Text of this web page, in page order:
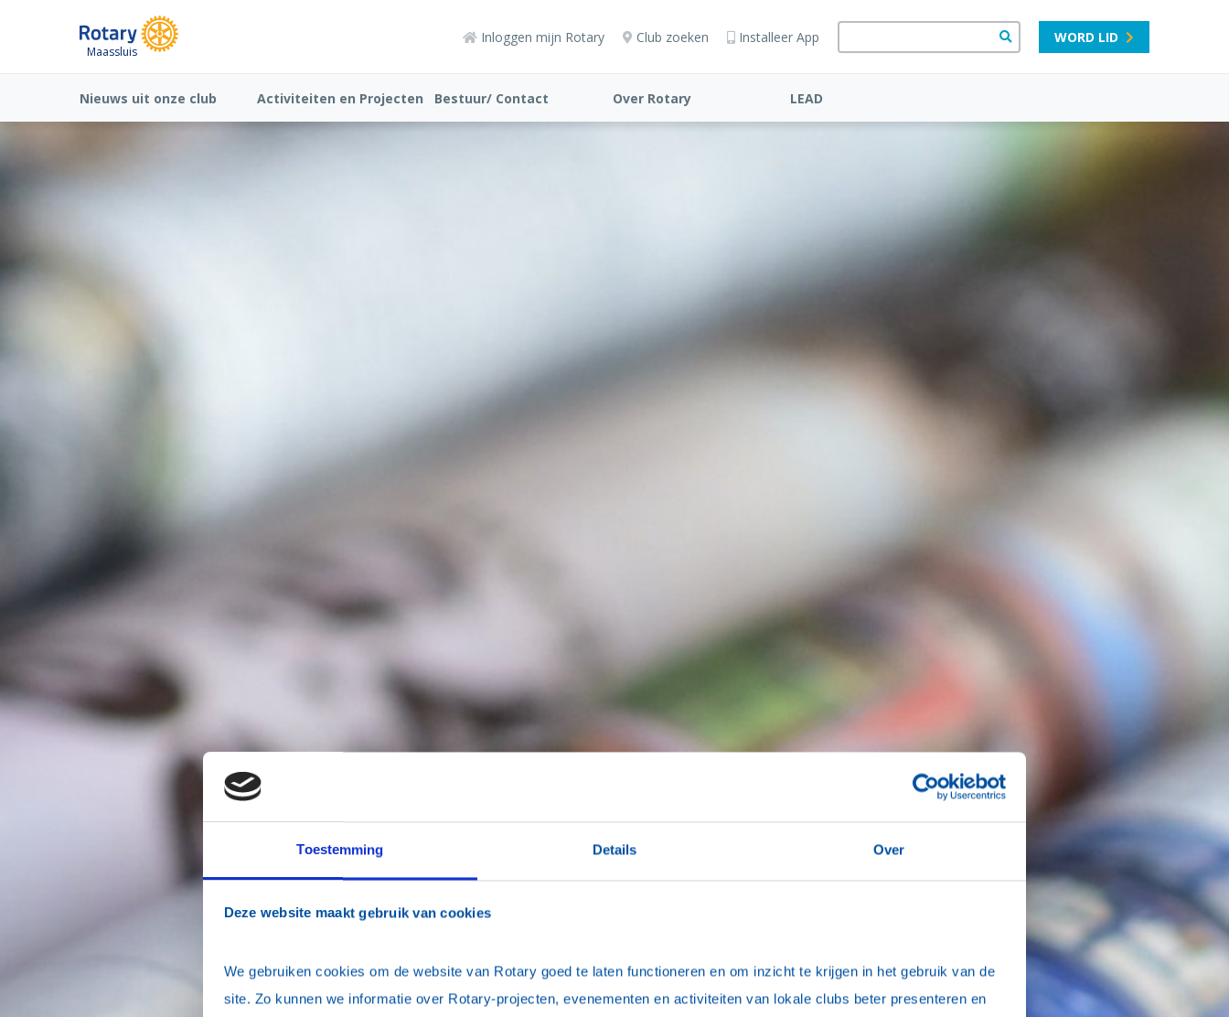
Toestemming Details Over
Deze website maakt gebruik van cookies
We gebruiken cookies om de website van Rotary goed te laten functioneren en om inzicht te krijgen in het gebruik van de
site. Zo kunnen we informatie over Rotary-projecten, evenementen en activiteiten van lokale clubs beter presenteren en
Maassluis
Inloggen mijn Rotary Club zoeken Installeer App WORD LID
Nieuws uit onze club Activiteiten en Projecten Bestuur/ Contact Over Rotary LEAD